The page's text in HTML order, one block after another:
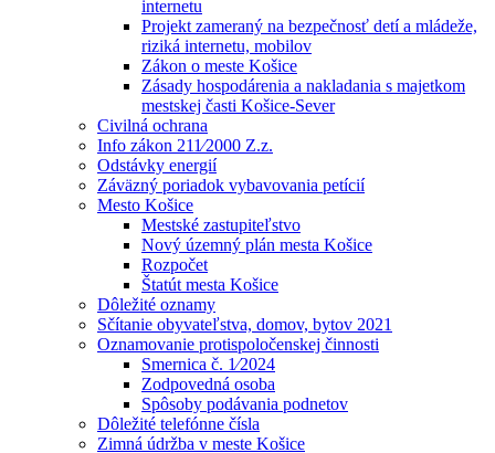
internetu
Projekt zameraný na bezpečnosť detí a mládeže,
riziká internetu, mobilov
Zákon o meste Košice
Zásady hospodárenia a nakladania s majetkom
mestskej časti Košice-Sever
Civilná ochrana
Info zákon 211⁄2000 Z.z.
Odstávky energií
Záväzný poriadok vybavovania petícií
Mesto Košice
Mestské zastupiteľstvo
Nový územný plán mesta Košice
Rozpočet
Štatút mesta Košice
Dôležité oznamy
Sčítanie obyvateľstva, domov, bytov 2021
Oznamovanie protispoločenskej činnosti
Smernica č. 1⁄2024
Zodpovedná osoba
Spôsoby podávania podnetov
Dôležité telefónne čísla
Zimná údržba v meste Košice